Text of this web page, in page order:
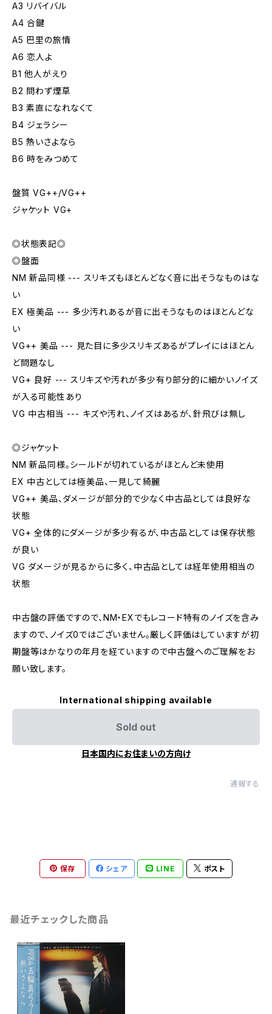
A3 リバイバル
A4 合鍵
A5 巴里の旅情
A6 恋人よ
B1 他人がえり
B2 問わず煙草
B3 素直になれなくて
B4 ジェラシー
B5 熱いさよなら
B6 時をみつめて
盤質 VG++/VG++
ジャケット VG+
◎状態表記◎
◎盤面
NM 新品同様 --- スリキズもほとんどなく音に出そうなものはな
い
EX 極美品 --- 多少汚れあるが音に出そうなものはほとんどな
い
VG++ 美品 --- 見た目に多少スリキズあるがプレイにはほとん
ど問題なし
VG+ 良好 --- スリキズや汚れが多少有り部分的に細かいノイズ
が入る可能性あり
VG 中古相当 --- キズや汚れ、ノイズはあるが、針飛びは無し
◎ジャケット
NM 新品同様。シールドが切れているがほとんど未使用
EX 中古としては極美品、一見して綺麗
VG++ 美品、ダメージが部分的で少なく中古品としては良好な
状態
VG+ 全体的にダメージが多少有るが、中古品としては保存状態
が良い
VG ダメージが見るからに多く、中古品としては経年使用相当の
状態
中古盤の評価ですので、NM・EXでもレコード特有のノイズを含み
ますので、ノイズ0ではございません。厳しく評価はしていますが初
期盤等はかなりの年月を経ていますので中古盤へのご理解をお
願い致します。
International shipping available
Sold out
日本国内にお住まいの方向け
通報する
保存 シェア LINE ポスト
最近チェックした商品